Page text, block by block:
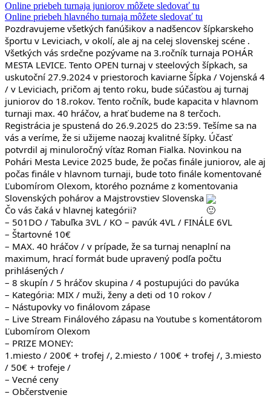
Online priebeh turnaja juniorov môžete sledovať tu
Online priebeh hlavného turnaja môžete sledovať tu
Pozdravujeme všetkých fanúšikov a nadšencov šípkarskeho
športu v Leviciach, v okolí, ale aj na celej slovenskej scéne .
Všetkých vás srdečne pozývame na 3.ročník turnaja POHÁR
MESTA LEVICE. Tento OPEN turnaj v steelových šípkach, sa
uskutoční 27.9.2024 v priestoroch kaviarne Šípka / Vojenská 4
/ v Leviciach, pričom aj tento roku, bude súčasťou aj turnaj
juniorov do 18.rokov. Tento ročník, bude kapacita v hlavnom
turnaji max. 40 hráčov, a hrať budeme na 8 terčoch.
Registrácia je spustená do 26.9.2025 do 23:59. Tešíme sa na
vás a veríme, že si užijeme naozaj kvalitné šípky. Účasť
potvrdil aj minuloročný víťaz Roman Fialka. Novinkou na
Pohári Mesta Levice 2025 bude, že počas finále juniorov, ale aj
počas finále v hlavnom turnaji, bude toto finále komentované
Ľubomírom Olexom, ktorého poznáme z komentovania
Slovenských pohárov a Majstrovstiev Slovenska
Čo vás čaká v hlavnej kategórii?
– 501DO / Tabuľka 3VL / KO – pavúk 4VL / FINÁLE 6VL
– Štartovné 10€
– MAX. 40 hráčov / v prípade, že sa turnaj nenaplní na
maximum, hrací formát bude upravený podľa počtu
prihlásených /
– 8 skupín / 5 hráčov skupina / 4 postupujúci do pavúka
– Kategória: MIX / muži, ženy a deti od 10 rokov /
– Nástupovky vo finálovom zápase
– Live Stream Finálového zápasu na Youtube s komentátorom
Ľubomírom Olexom
– PRIZE MONEY:
1.miesto / 200€ + trofej /, 2.miesto / 100€ + trofej /, 3.miesto
/ 50€ + trofeje /
– Vecné ceny
– Občerstvenie